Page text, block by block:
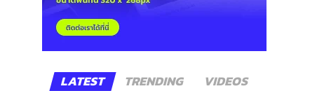
LATEST TRENDING VIDEOS